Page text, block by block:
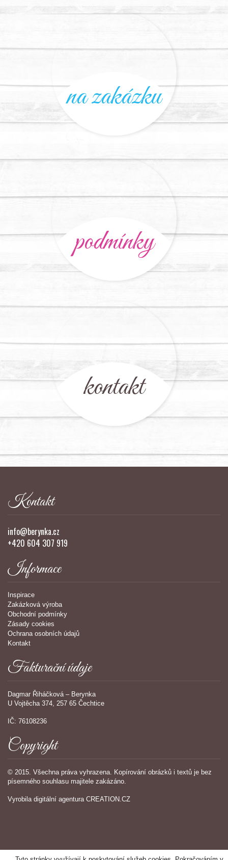
na zakázku
podmínky
kontakt
Kontakt
info@berynka.cz
+420 604 307 919
Informace
Inspirace
Zakázková výroba
Obchodní podmínky
Zásady cookies
Ochrana osobních údajů
Kontakt
Fakturační údaje
Dagmar Řiháčková – Berynka
U Vojtěcha 374, 257 65 Čechtice
IČ: 76108236
Copyright
© 2015. Všechna práva vyhrazena. Kopírování obrázků i textů je bez
písemného souhlasu majitele zakázáno.
Vyrobila digitální agentura CREATION.CZ